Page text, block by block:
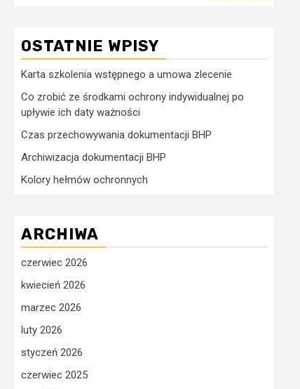
OSTATNIE WPISY
Karta szkolenia wstępnego a umowa zlecenie
Co zrobić ze środkami ochrony indywidualnej po
upływie ich daty ważności
Czas przechowywania dokumentacji BHP
Archiwizacja dokumentacji BHP
Kolory hełmów ochronnych
ARCHIWA
czerwiec 2026
kwiecień 2026
marzec 2026
luty 2026
styczeń 2026
czerwiec 2025